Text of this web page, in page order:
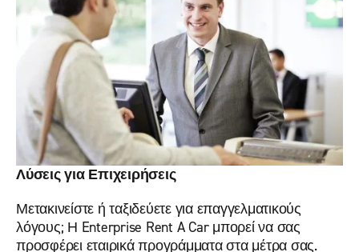
Λύσεις για Επιχειρήσεις
Μετακινείστε ή ταξιδεύετε για επαγγελματικούς
λόγους; Η Enterprise Rent A Car μπορεί να σας
προσφέρει εταιρικά προγράμματα στα μέτρα σας.